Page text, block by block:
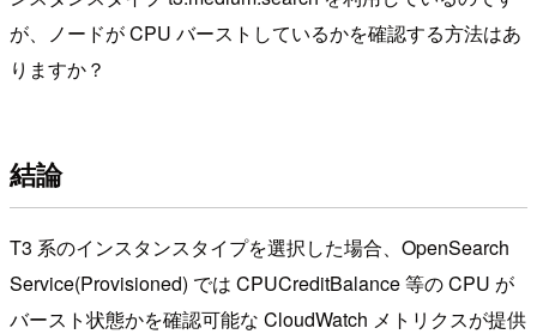
が、ノードが CPU バーストしているかを確認する方法はあ
りますか？
結論
T3 系のインスタンスタイプを選択した場合、OpenSearch
Service(Provisioned) では CPUCreditBalance 等の CPU が
バースト状態かを確認可能な CloudWatch メトリクスが提供